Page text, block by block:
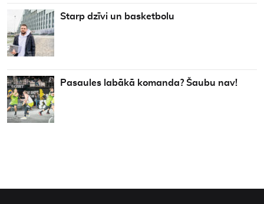
Starp dzīvi un basketbolu
Pasaules labākā komanda? Šaubu nav!